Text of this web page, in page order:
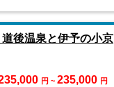
後温泉と伊予の小京
円 ~ 235,000 円